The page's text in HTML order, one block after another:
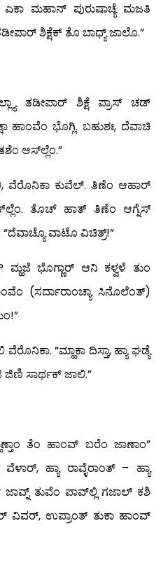
ಎಕಾ ಮಹಾನ್ ಪುರುಷಾಚ್ಯೆ ಮಜತಿ
ಶಿಕ್ಷೆಕ್ ತೊ ಬಾಧ್ಯ್ ಜಾಲೊ.”
ತಡೀಪಾರ್ ಶಿಕ್ಷೆ ಪ್ರಾಸ್ ಚಡ್
ಹಾಂವೆಂ ಭೊಗ್ಲಿ. ಬಹುಶಃ, ದೆವಾಚಿ
ಆಸ್‍ಲ್ಲೆಂ.”
ವೆರೊನಿಕಾ ಕುವೆಲ್. ತಿಣೆಂ ಆಹಾರ್
ತೊಚ್ ಹಾತ್ ತಿಣೆಂ ಆಗ್ನೆಸ್
ವಾಟೊ ವಿಚಿತ್ರ್!”
ಭೊಗ್ಣಾರ್ ಆನಿ ಕಳ್ವಳೆ ತುಂ
(ಸರ್ದಾರಾಂಚ್ಯಾ ಸಿನೊಲೆಂತ್)
“ಮ್ಹಾಕಾ ದಿಸ್ತಾ, ಹ್ಯಾ ಘಡ್ಯೆ
ಜಿಣಿ ಸಾರ್ಥಕ್ ಜಾಲಿ.”
ತೆಂ ಹಾಂವ್ ಬರೆಂ ಜಾಣಾಂ”
ಹ್ಯಾ ರಾವ್ಳೆರಾಂತ್ – ಹ್ಯಾ
ಜಾವ್ನ್ ತುವೆಂ ಪಾವ್‍ಲ್ಲಿ ಗಜಾಲ್ ಕಶಿ
ವಿವರ್, ಉಪ್ರಾಂತ್ ತುಕಾ ಹಾಂವ್